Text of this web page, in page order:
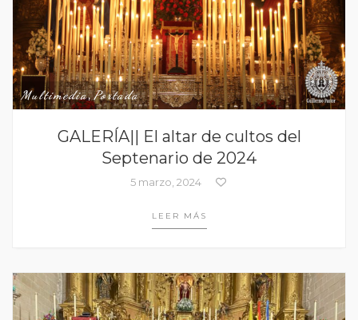
Multimedia,Portada
GALERÍA|| El altar de cultos del
Septenario de 2024
5 marzo, 2024
LEER MÁS